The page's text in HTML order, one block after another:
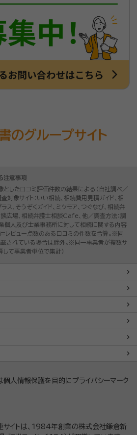
のグループサイト
注意事項
とした口コミ評価件数の結果による（自社調べ／
象サイト：いい相続、相続費用見積ガイド、相
ス、そうぞくガイド、ミツモア、つぐなび、相続弁
広場、相続弁護士相談Cafe、他／調査方法：調
業個人及び士業事務所に対して相続に関する内容
レビュー点数のある口コミの件数を合算。※同
されている場合は除外。※同一事業者が複数サ
して事業者単位で集計）
人情報保護を目的にプライバシーマーク
連サイトは、1984年創業の株式会社鎌倉新